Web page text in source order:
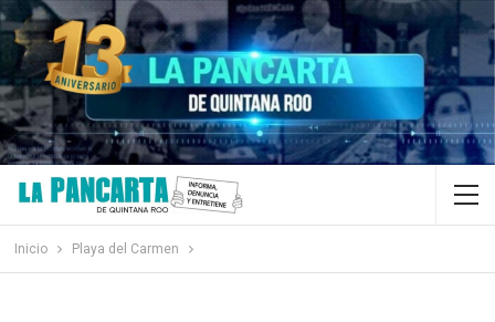
Inicio Playa del Carmen